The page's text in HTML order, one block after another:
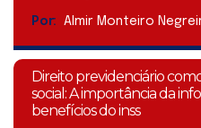
Por: Almir Monteiro
Direito previdenciário
social: A importância da
benefícios do inss